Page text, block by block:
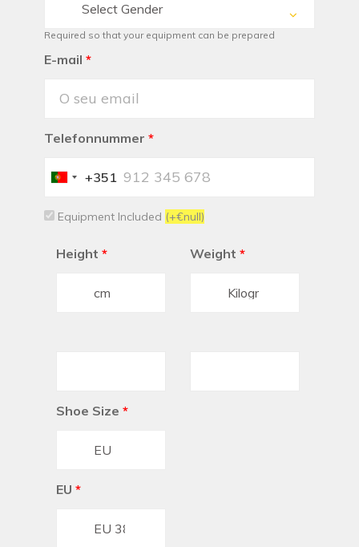
Select Gender
Required so that your equipment can be prepared
E-mail *
Telefonnummer *
Portugal
+351
Equipment Included (+€null)
Height * Weight *
Shoe Size *
EU *